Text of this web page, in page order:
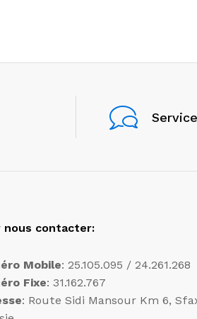
nous contacter:
Mobile: 25.105.095 / 24.261.268
Fixe: 31.162.767
: Route Sidi Mansour Km 6,